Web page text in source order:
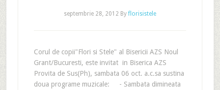
septembrie 28, 2012 Byflorisistele
Corul de copii"Flori si Stele" al Bisericii AZS Noul
Grant/Bucuresti, este invitat in Biserica AZS
Provita de Sus(Ph), sambata 06 oct. a.c.sa sustina
doua programe muzicale: - Sambata dimineata